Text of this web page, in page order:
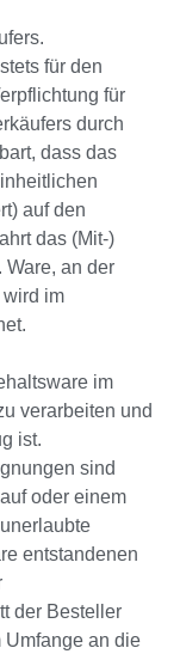
für den
für
durch
dass das
auf den
das (Mit-)
Ware, an der
wird im
im
verarbeiten und
ist.
sind
oder einem
entstandenen
der Besteller
Umfange an die